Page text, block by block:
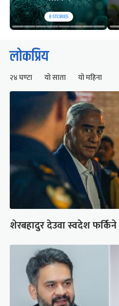
8STORIES
लोकप्रिय
२४ घण्टा यो साता यो महिना
शेरबहादुर देउवा स्वदेश